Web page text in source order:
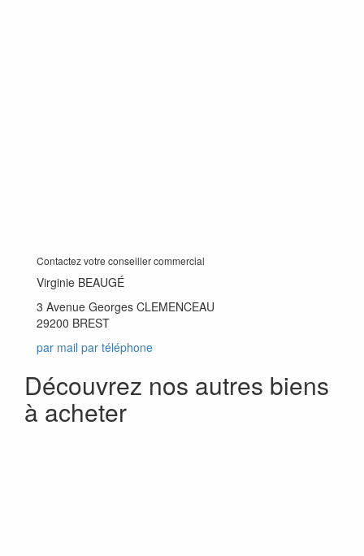
Contactez votre conseiller commercial
Virginie BEAUGÉ
3 Avenue Georges CLEMENCEAU
29200 BREST
par mail par téléphone
Découvrez nos autres biens
à acheter